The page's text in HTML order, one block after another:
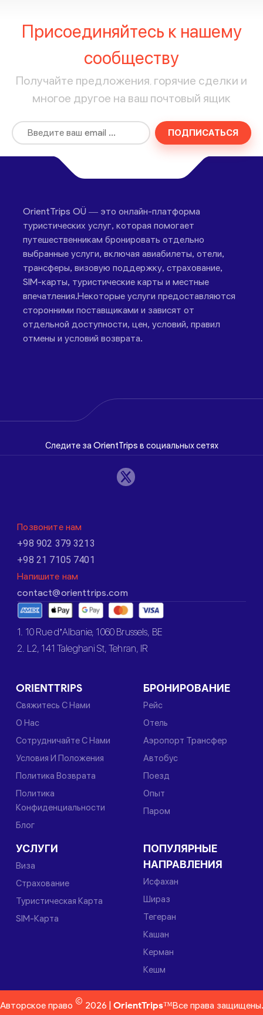
Присоединяйтесь к нашему
сообществу
Получайте предложения, горячие сделки и
многое другое на ваш почтовый ящик
ПОДПИСАТЬСЯ
OrientTrips OÜ — это онлайн-платформа
туристических услуг, которая помогает
путешественникам бронировать отдельно
выбранные услуги, включая авиабилеты, отели,
трансферы, визовую поддержку, страхование,
SIM-карты, туристические карты и местные
впечатления.Некоторые услуги предоставляются
сторонними поставщиками и зависят от
отдельной доступности, цен, условий, правил
отмены и условий возврата.
Следите за OrientTrips в социальных сетях
Позвоните нам
+98 902 379 3213
+98 21 7105 7401
Напишите нам
contact@orienttrips.com
1. 10 Rue d’Albanie, 1060 Brussels, BE
2. L2, 141 Taleghani St, Tehran, IR
ORIENTTRIPS
Свяжитесь С Нами
О Нас
Сотрудничайте С Нами
Условия И Положения
Политика Возврата
Политика
Конфиденциальности
Блог
БРОНИРОВАНИЕ
Рейс
Отель
Аэропорт Трансфер
Автобус
Поезд
Опыт
Паром
УСЛУГИ
Виза
Страхование
Туристическая Карта
SIM-Карта
ПОПУЛЯРНЫЕ
НАПРАВЛЕНИЯ
Исфахан
Шираз
Тегеран
Кашан
Керман
Кешм
Авторское право © 2026 | OrientTrips™Все права защищены.